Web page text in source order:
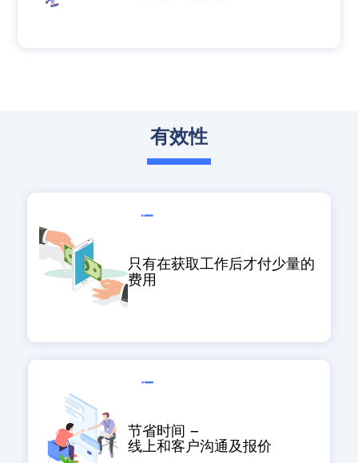
有效性
只有在获取工作后才付少量的
费用
节省时间 –
线上和客户沟通及报价